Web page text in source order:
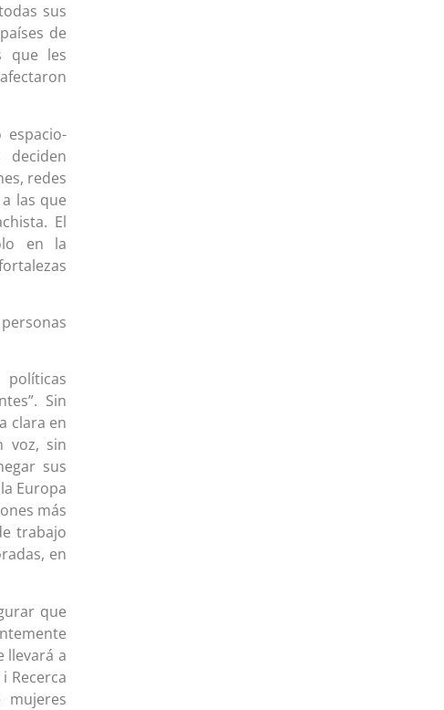
sus
de
que les
redes
las que
El
en la
Sin
clara en
voz, sin
sus
Europa
más
trabajo
en
que
llevará a
Recerca
mujeres